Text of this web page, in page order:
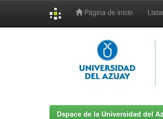
Página de inicio
Dspace de la Universidad del